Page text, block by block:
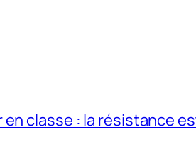
classe : la résistance